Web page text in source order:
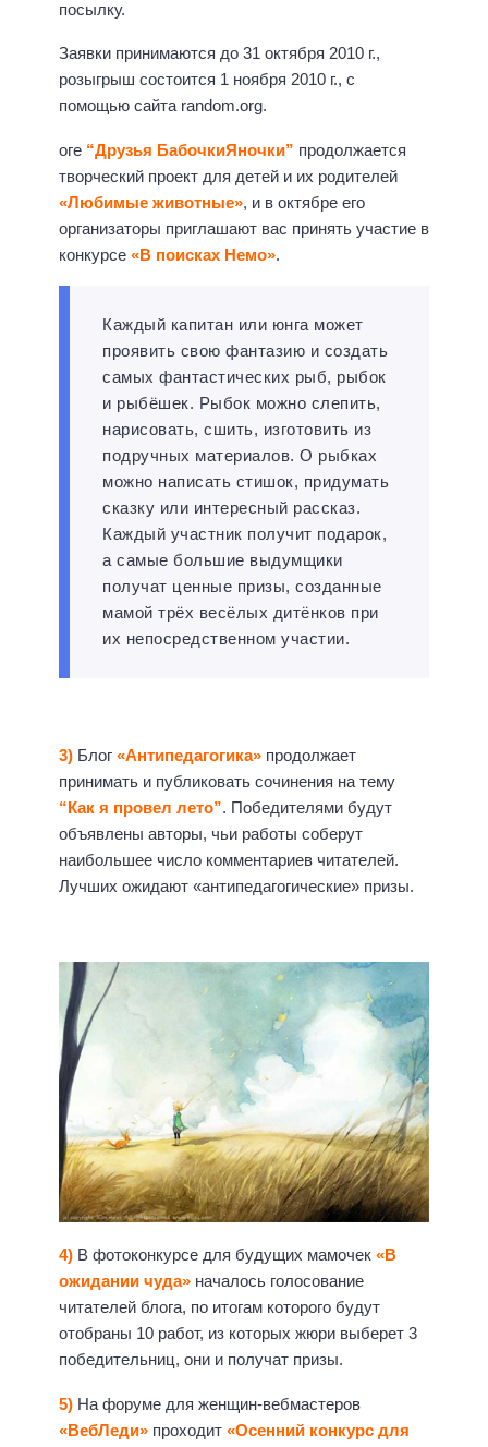
посылку.
Заявки принимаются до 31 октября 2010 г.,
розыгрыш состоится 1 ноября 2010 г., с
помощью сайта random.org.
оге “Друзья БабочкиЯночки” продолжается
творческий проект для детей и их родителей
«Любимые животные», и в октябре его
организаторы приглашают вас принять участие в
конкурсе «В поисках Немо».
Каждый капитан или юнга может
проявить свою фантазию и создать
самых фантастических рыб, рыбок
и рыбёшек. Рыбок можно слепить,
нарисовать, сшить, изготовить из
подручных материалов. О рыбках
можно написать стишок, придумать
сказку или интересный рассказ.
Каждый участник получит подарок,
а самые большие выдумщики
получат ценные призы, созданные
мамой трёх весёлых дитёнков при
их непосредственном участии.
3) Блог «Антипедагогика» продолжает
принимать и публиковать сочинения на тему
“Как я провел лето”. Победителями будут
объявлены авторы, чьи работы соберут
наибольшее число комментариев читателей.
Лучших ожидают «антипедагогические» призы.
4) В фотоконкурсе для будущих мамочек «В
ожидании чуда» началось голосование
читателей блога, по итогам которого будут
отобраны 10 работ, из которых жюри выберет 3
победительниц, они и получат призы.
5) На форуме для женщин-вебмастеров
«ВебЛеди» проходит «Осенний конкурс для